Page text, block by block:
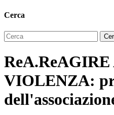
Cerca
VIOLENZA: